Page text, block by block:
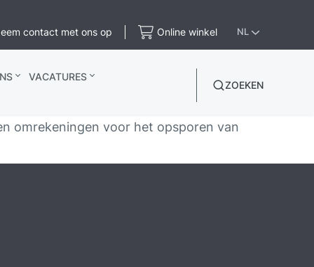
contact met ons op Online winkel NL
VACATURES
ZOEKEN
omrekeningen voor het opsporen van